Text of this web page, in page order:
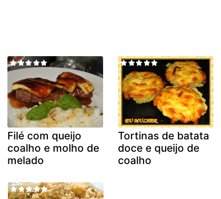
Filé com queijo
coalho e molho de
melado
Tortinas de batata
doce e queijo de
coalho